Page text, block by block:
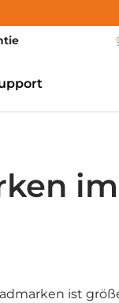
im
ist